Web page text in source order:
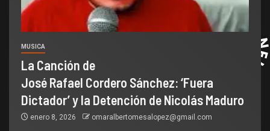
MUSICA
La Canción de
José Rafael Cordero Sánchez: ‘Fuera
Dictador’ y la Detención de Nicolás Maduro
enero 8, 2026 omaralbertomesalopez@gmail.com